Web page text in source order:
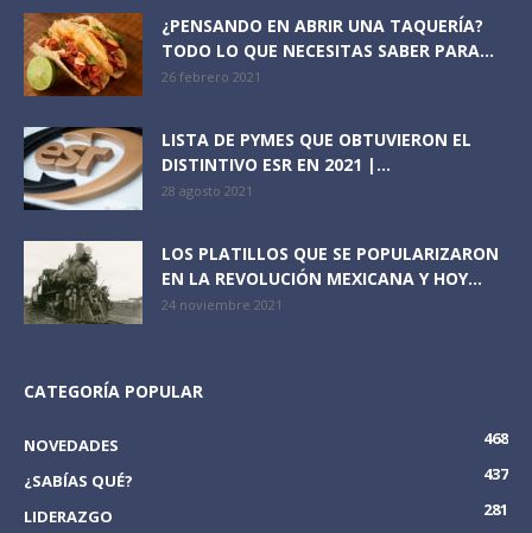
¿PENSANDO EN ABRIR UNA TAQUERÍA?
TODO LO QUE NECESITAS SABER PARA...
26 febrero 2021
LISTA DE PYMES QUE OBTUVIERON EL
DISTINTIVO ESR EN 2021 |...
28 agosto 2021
LOS PLATILLOS QUE SE POPULARIZARON
EN LA REVOLUCIÓN MEXICANA Y HOY...
24 noviembre 2021
CATEGORÍA POPULAR
NOVEDADES
468
¿SABÍAS QUÉ?
437
LIDERAZGO
281